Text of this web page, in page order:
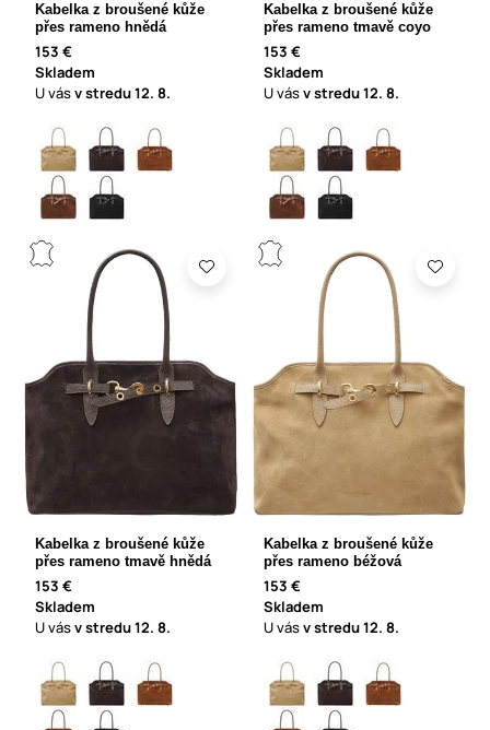
Kabelka z broušené kůže
přes rameno hnědá
153 €
Skladem
U vásv stredu12. 8.
Kabelka z broušené kůže
přes rameno tmavě coyo
153 €
Skladem
U vásv stredu12. 8.
Kabelka z broušené kůže
přes rameno tmavě hnědá
153 €
Skladem
U vásv stredu12. 8.
Kabelka z broušené kůže
přes rameno béžová
153 €
Skladem
U vásv stredu12. 8.